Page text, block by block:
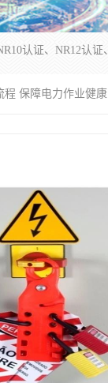
程 保障电力作业健康